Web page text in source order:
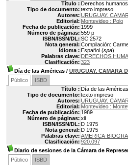
Título : Derechos
Tipo de documento: texto impreso
Autores: URUGUAY.
Editorial: Montevideo : Polo
Fecha de publicación: 1999
Número de páginas: 559 p
ISBN/ISSN/DL: SC 2572
Nota general: Compilación:
Idioma : Español (spa)
Palabras clave: DERECHOS
Clasificación: 323
Día de las Américas / URUGUAY. CAMARA
Público
ISBD
Título : Día de las Américas
Tipo de documento: texto impreso
Autores: URUGUAY.
Editorial: Montevideo :
Fecha de publicación: 1989
Número de páginas: xii
ISBN/ISSN/DL: D 1975
Nota general: D 1975
Palabras clave: AMERICA-
Clasificación: 920.097
Diario de sesiones de la Cámara de
Público
ISBD